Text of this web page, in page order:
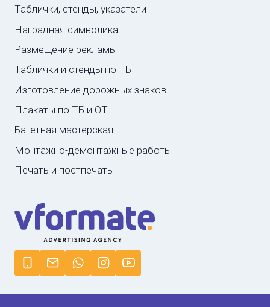
Таблички, стенды, указатели
Наградная символика
Размещение рекламы
Таблички и стенды по ТБ
Изготовление дорожных знаков
Плакаты по ТБ и ОТ
Багетная мастерская
Монтажно-демонтажные работы
Печать и постпечать